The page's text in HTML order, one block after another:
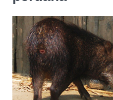
English
BUSCAR